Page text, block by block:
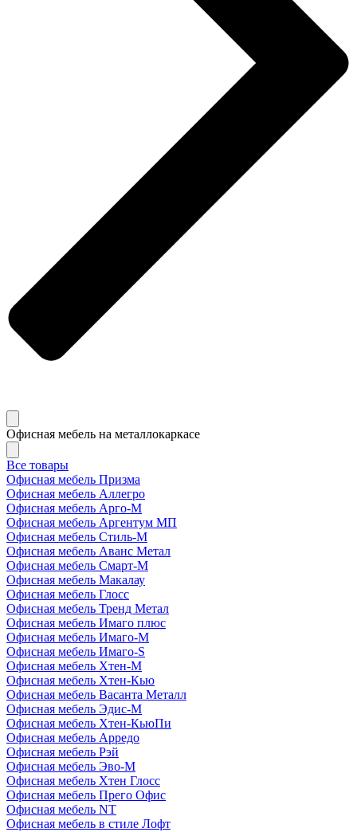
Офисная мебель на металлокаркасе
Все товары
Офисная мебель Призма
Офисная мебель Аллегро
Офисная мебель Арго-М
Офисная мебель Аргентум МП
Офисная мебель Стиль-М
Офисная мебель Аванс Метал
Офисная мебель Смарт-М
Офисная мебель Макалау
Офисная мебель Глосс
Офисная мебель Тренд Метал
Офисная мебель Имаго плюс
Офисная мебель Имаго-М
Офисная мебель Имаго-S
Офисная мебель Хтен-M
Офисная мебель Хтен-Кью
Офисная мебель Васанта Металл
Офисная мебель Эдис-M
Офисная мебель Хтен-КьюПи
Офисная мебель Арредо
Офисная мебель Рэй
Офисная мебель Эво-M
Офисная мебель Хтен Глосс
Офисная мебель Прего Офис
Офисная мебель NT
Офисная мебель в стиле Лофт